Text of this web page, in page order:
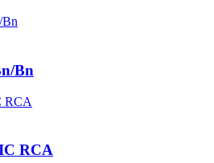
Bn
RCA